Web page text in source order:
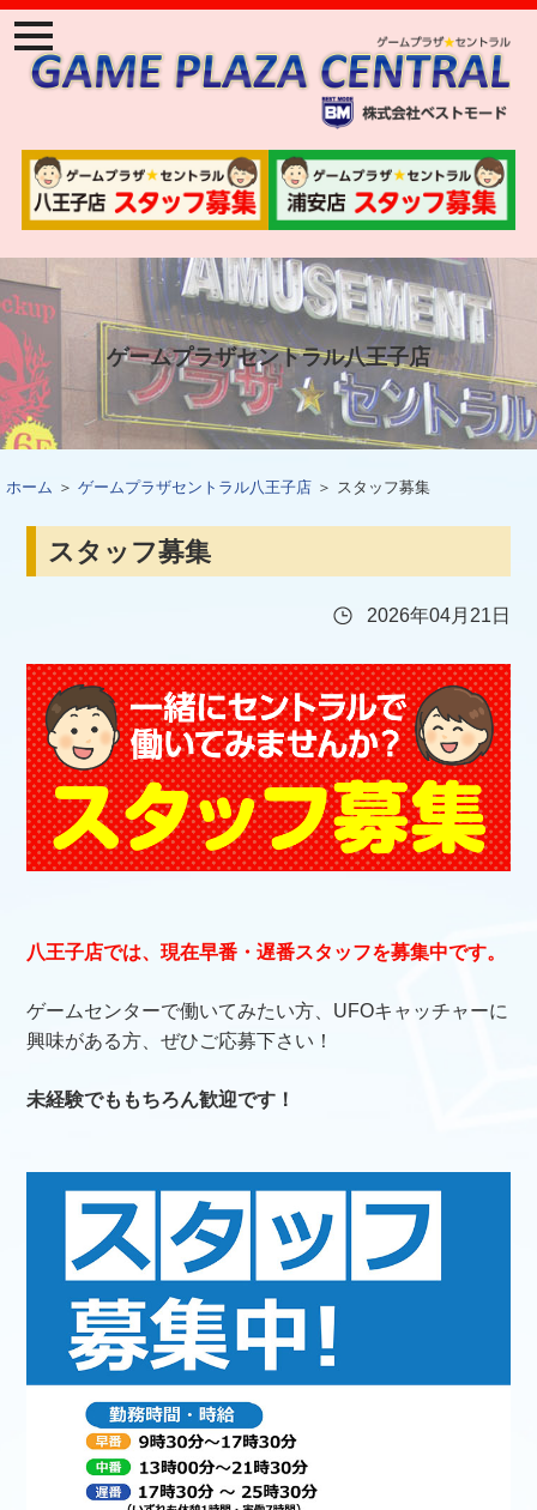
ナ
ビ
ゲ
ー
ン
メ
ニ
ュ
ゲームプラザセントラル八王子店
ホーム ＞ ゲームプラザセントラル八王子店 ＞ スタッフ募集
スタッフ募集
2026年04月21日
八王子店では、現在早番・遅番スタッフを募集中です。
ゲームセンターで働いてみたい方、UFOキャッチャーに
興味がある方、ぜひご応募下さい！
未経験でももちろん歓迎です！